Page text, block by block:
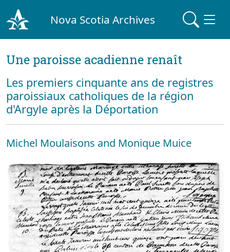
Nova Scotia Archives
Une paroisse acadienne renaît
Les premiers cinquante ans de registres
paroissiaux catholiques de la région
d'Argyle après la Déportation
Michel Moulaisons and Monique Muice